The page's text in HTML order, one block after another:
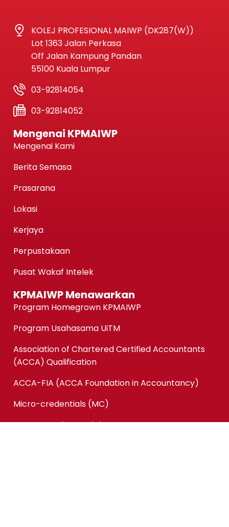
KOLEJ PROFESIONAL MAIWP (DK287(W))
Lot 1363 Jalan Perkasa
Off Jalan Kampung Pandan
55100 Kuala Lumpur
03-92814054
03-92814052
Mengenai KPMAIWP
Mengenai Kami
Berita Semasa
Prasarana
Lokasi
Kerjaya
Perpustakaan
Pusat Wakaf Intelek
KPMAIWP Menawarkan
Program Homegrown KPMAIWP
Program Usahasama UiTM
Association of Chartered Certified Accountants
(ACCA) Qualification
ACCA-FIA (ACCA Foundation in Accountancy)
Micro-credentials (MC)
Kursus Jangka Pendek